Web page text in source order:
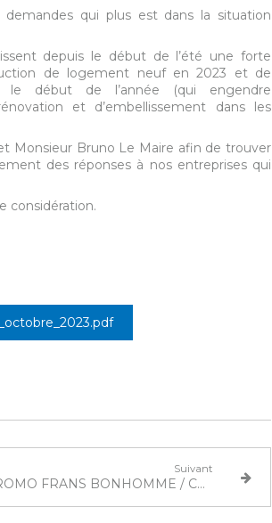
qui plus est dans la situation
depuis le début de l’été une forte
de logement neuf en 2023 et de
le début de l’année (qui engendre
et d’embellissement dans les
Monsieur Bruno Le Maire afin de trouver
des réponses à nos entreprises qui
considération.
Suivant
PROMO FRANS BONHOMME / CNATP Octobre 2023